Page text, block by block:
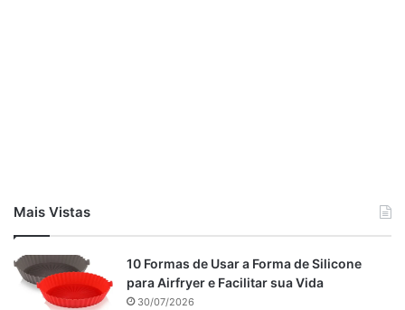
Mais Vistas
10 Formas de Usar a Forma de Silicone
para Airfryer e Facilitar sua Vida
30/07/2026